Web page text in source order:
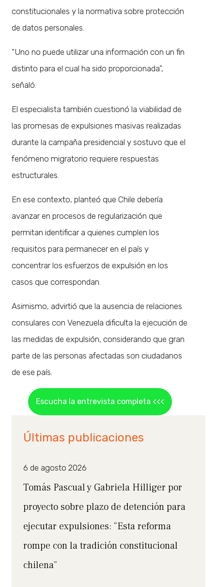
constitucionales y la normativa sobre protección
de datos personales.
“Uno no puede utilizar una información con un fin
distinto para el cual ha sido proporcionada”,
señaló.
El especialista también cuestionó la viabilidad de
las promesas de expulsiones masivas realizadas
durante la campaña presidencial y sostuvo que el
fenómeno migratorio requiere respuestas
estructurales.
En ese contexto, planteó que Chile debería
avanzar en procesos de regularización que
permitan identificar a quienes cumplen los
requisitos para permanecer en el país y
concentrar los esfuerzos de expulsión en los
casos que correspondan.
Asimismo, advirtió que la ausencia de relaciones
consulares con Venezuela dificulta la ejecución de
las medidas de expulsión, considerando que gran
parte de las personas afectadas son ciudadanos
de ese país.
Escucha la entrevista completa <<<
Últimas publicaciones
6 de agosto 2026
Tomás Pascual y Gabriela Hilliger por
proyecto sobre plazo de detención para
ejecutar expulsiones: “Esta reforma
rompe con la tradición constitucional
chilena”